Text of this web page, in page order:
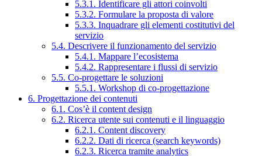
5.3.1. Identificare gli attori coinvolti
5.3.2. Formulare la proposta di valore
5.3.3. Inquadrare gli elementi costitutivi del
servizio
5.4. Descrivere il funzionamento del servizio
5.4.1. Mappare l’ecosistema
5.4.2. Rappresentare i flussi di servizio
5.5. Co-progettare le soluzioni
5.5.1. Workshop di co-progettazione
6. Progettazione dei contenuti
6.1. Cos’è il content design
6.2. Ricerca utente sui contenuti e il linguaggio
6.2.1. Content discovery
6.2.2. Dati di ricerca (search keywords)
6.2.3. Ricerca tramite analytics